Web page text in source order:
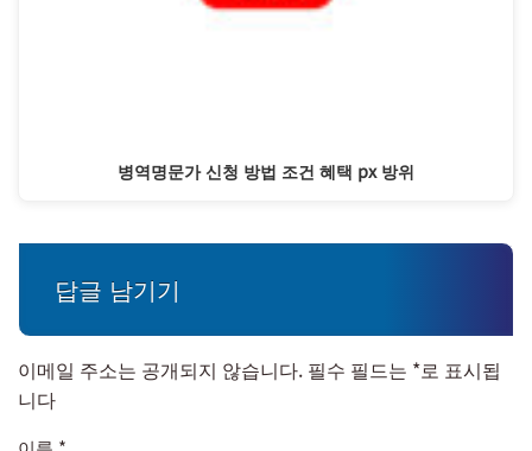
병역명문가 신청 방법 조건 혜택 px 방위
답글 남기기
이메일 주소는 공개되지 않습니다. 필수 필드는 *로 표시됩
니다